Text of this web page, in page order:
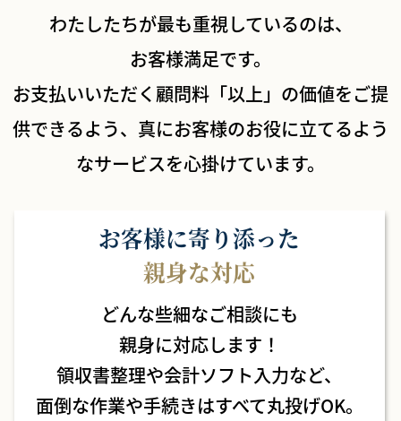
わたしたちが最も重視しているのは、
お客様満足です。
お支払いいただく顧問料「以上」の価値をご提
供できるよう、 真にお客様のお役に立てるよう
なサービスを心掛けています。
お客様に寄り添った
親身な対応
どんな些細なご相談にも
親身に対応します！
領収書整理や会計ソフト入力など、
面倒な作業や手続きはすべて丸投げOK。